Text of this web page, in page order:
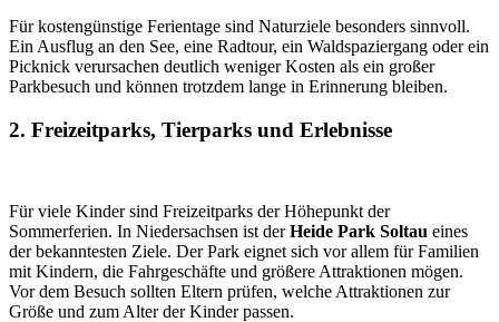
Für kostengünstige Ferientage sind Naturziele besonders sinnvoll.
Ein Ausflug an den See, eine Radtour, ein Waldspaziergang oder ein
Picknick verursachen deutlich weniger Kosten als ein großer
Parkbesuch und können trotzdem lange in Erinnerung bleiben.
2. Freizeitparks, Tierparks und Erlebnisse
Für viele Kinder sind Freizeitparks der Höhepunkt der
Sommerferien. In Niedersachsen ist derHeide Park Soltau eines
der bekanntesten Ziele. Der Park eignet sich vor allem für Familien
mit Kindern, die Fahrgeschäfte und größere Attraktionen mögen.
Vor dem Besuch sollten Eltern prüfen, welche Attraktionen zur
Größe und zum Alter der Kinder passen.